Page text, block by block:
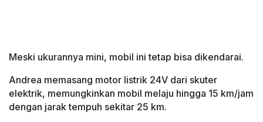
Meski ukurannya mini, mobil ini tetap bisa dikendarai.
Andrea memasang motor listrik 24V dari skuter
elektrik, memungkinkan mobil melaju hingga 15 km/jam
dengan jarak tempuh sekitar 25 km.